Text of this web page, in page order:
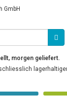
morgen geliefert.